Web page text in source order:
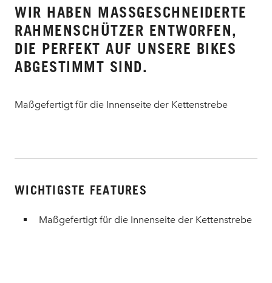
WIR HABEN MASSGESCHNEIDERTE R
AHMENSCHÜTZER ENTWORFEN, D
IE PERFEKT AUF UNSERE BIKES A
BGESTIMMT SIND.
Maßgefertigt für die Innenseite der Kettenstrebe
WICHTIGSTE FEATURES
Maßgefertigt für die Innenseite der Kettenstrebe